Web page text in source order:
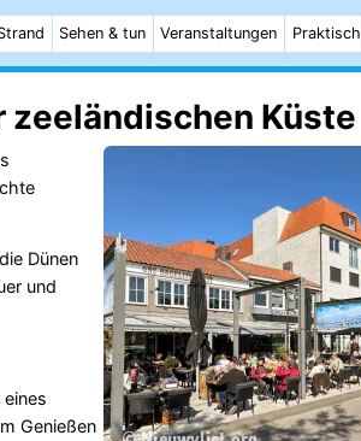
Sehen & tun Veranstaltungen Praktisch
zeeländischen Küste
Dünen
und
Genießen